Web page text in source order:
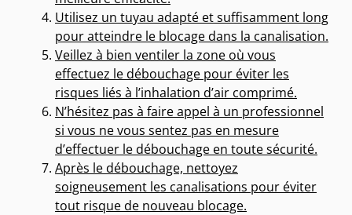
Utilisez un tuyau adapté et suffisamment long
pour atteindre le blocage dans la canalisation.
Veillez à bien ventiler la zone où vous
effectuez le débouchage pour éviter les
risques liés à l’inhalation d’air comprimé.
N’hésitez pas à faire appel à un professionnel
si vous ne vous sentez pas en mesure
d’effectuer le débouchage en toute sécurité.
Après le débouchage, nettoyez
soigneusement les canalisations pour éviter
tout risque de nouveau blocage.